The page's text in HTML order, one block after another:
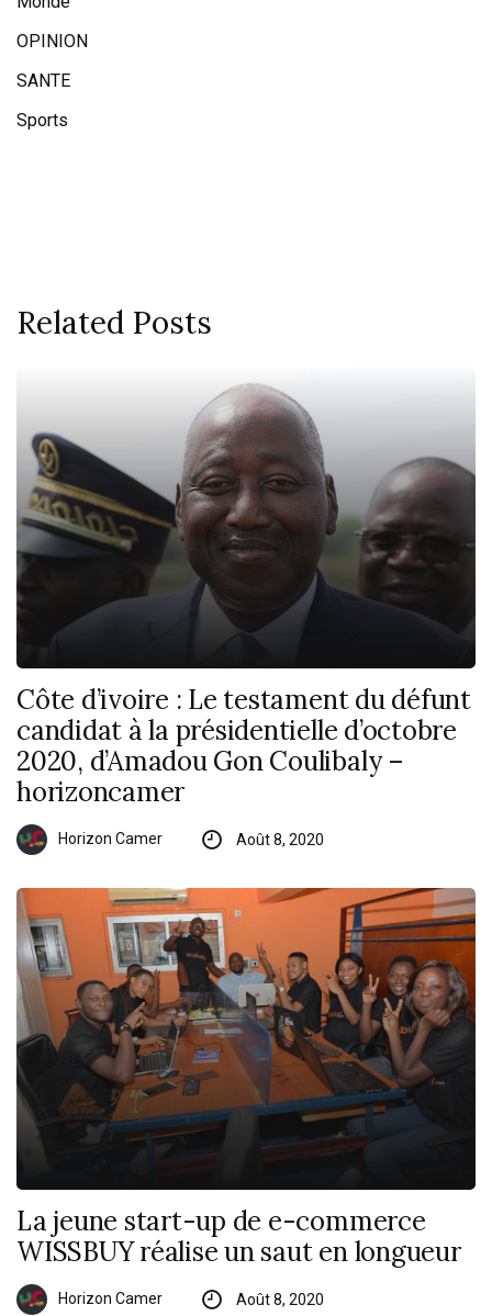
OPINION
SANTE
Sports
Related Posts
Côte d’ivoire : Le testament du défunt
candidat à la présidentielle d’octobre
2020, d’Amadou Gon Coulibaly –
horizoncamer
Horizon Camer Août 8, 2020
La jeune start-up de e-commerce
WISSBUY réalise un saut en longueur
Horizon Camer Août 8, 2020